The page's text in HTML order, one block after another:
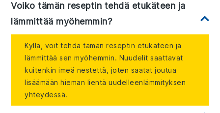
Voiko tämän reseptin tehdä etukäteen ja
lämmittää myöhemmin?
Kyllä, voit tehdä tämän reseptin etukäteen ja
lämmittää sen myöhemmin. Nuudelit saattavat
kuitenkin imeä nestettä, joten saatat joutua
lisäämään hieman lientä uudelleenlämmityksen
yhteydessä.